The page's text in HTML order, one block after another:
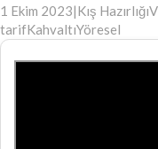
1 Ekim 2023|Kış Hazırlığı
tarifKahvaltıYöresel